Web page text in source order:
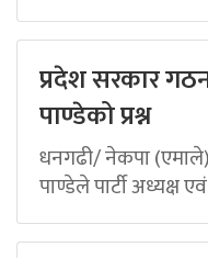
प्रदेश सरकार
पाण्डेको प्रश्न
धनगढी/ नेकपा (एमाले)
पाण्डेले पार्टी अध्यक्ष